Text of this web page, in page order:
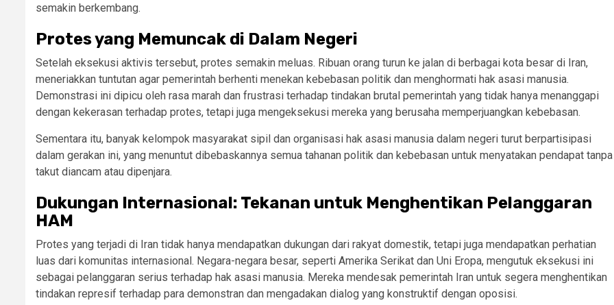
semakin berkembang.
Protes yang Memuncak di Dalam Negeri
Setelah eksekusi aktivis tersebut, protes semakin meluas. Ribuan orang turun ke jalan di berbagai kota besar di Iran,
meneriakkan tuntutan agar pemerintah berhenti menekan kebebasan politik dan menghormati hak asasi manusia.
Demonstrasi ini dipicu oleh rasa marah dan frustrasi terhadap tindakan brutal pemerintah yang tidak hanya menanggapi
dengan kekerasan terhadap protes, tetapi juga mengeksekusi mereka yang berusaha memperjuangkan kebebasan.
Sementara itu, banyak kelompok masyarakat sipil dan organisasi hak asasi manusia dalam negeri turut berpartisipasi
dalam gerakan ini, yang menuntut dibebaskannya semua tahanan politik dan kebebasan untuk menyatakan pendapat tanpa
takut diancam atau dipenjara.
Dukungan Internasional: Tekanan untuk Menghentikan Pelanggaran
HAM
Protes yang terjadi di Iran tidak hanya mendapatkan dukungan dari rakyat domestik, tetapi juga mendapatkan perhatian
luas dari komunitas internasional. Negara-negara besar, seperti Amerika Serikat dan Uni Eropa, mengutuk eksekusi ini
sebagai pelanggaran serius terhadap hak asasi manusia. Mereka mendesak pemerintah Iran untuk segera menghentikan
tindakan represif terhadap para demonstran dan mengadakan dialog yang konstruktif dengan oposisi.